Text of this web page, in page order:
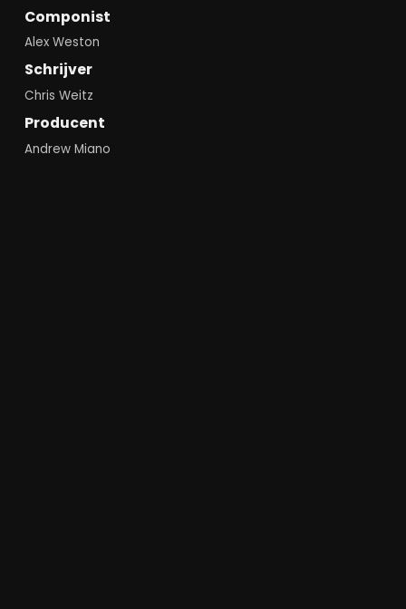
Componist
Alex Weston
Schrijver
Chris Weitz
Producent
Andrew Miano